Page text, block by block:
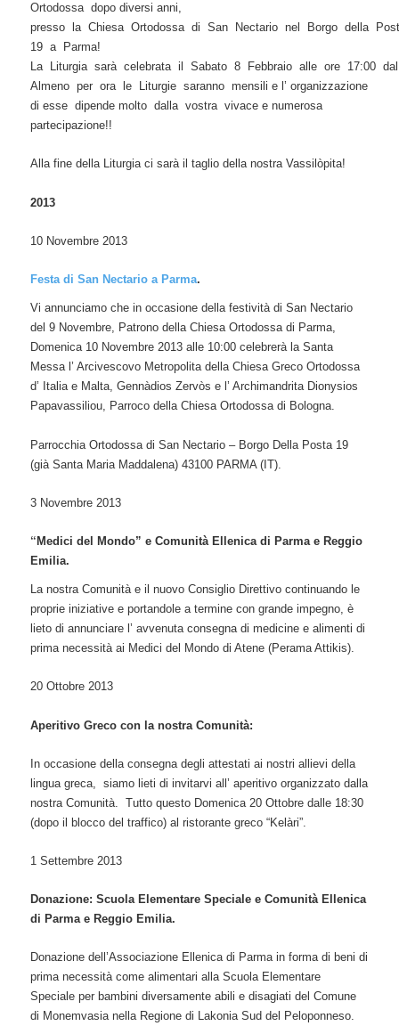
Ortodossa dopo diversi anni,
presso la Chiesa Ortodossa di San Nectario nel Borgo della
19 a Parma!
La Liturgia sarà celebrata il Sabato 8 Febbraio alle ore 17:00
Almeno per ora le Liturgie saranno mensili e l’ organizzazione
di esse dipende molto dalla vostra vivace e numerosa
partecipazione!!
Alla fine della Liturgia ci sarà il taglio della nostra Vassilòpita!
2013
10 Novembre 2013
Festa di San Nectario a Parma.
Vi annunciamo che in occasione della festività di San Nectario
del 9 Novembre, Patrono della Chiesa Ortodossa di Parma,
Domenica 10 Novembre 2013 alle 10:00 celebrerà la Santa
Messa l’ Arcivescovo Metropolita della Chiesa Greco Ortodossa
d’ Italia e Malta, Gennàdios Zervòs e l’ Archimandrita Dionysios
Papavassiliou, Parroco della Chiesa Ortodossa di Bologna.
Parrocchia Ortodossa di San Nectario – Borgo Della Posta 19
(già Santa Maria Maddalena) 43100 PARMA (IT).
3 Novembre 2013
“Medici del Mondo” e Comunità Ellenica di Parma e Reggio
Emilia.
La nostra Comunità e il nuovo Consiglio Direttivo continuando le
proprie iniziative e portandole a termine con grande impegno, è
lieto di annunciare l’ avvenuta consegna di medicine e alimenti di
prima necessità ai Medici del Mondo di Atene (Perama Attikis).
20 Ottobre 2013
Aperitivo Greco con la nostra Comunità:
In occasione della consegna degli attestati ai nostri allievi della
lingua greca, siamo lieti di invitarvi all’ aperitivo organizzato dalla
nostra Comunità. Tutto questo Domenica 20 Ottobre dalle 18:30
(dopo il blocco del traffico) al ristorante greco “Kelàri”.
1 Settembre 2013
Donazione: Scuola Elementare Speciale e Comunità Ellenica
di Parma e Reggio Emilia.
Donazione dell’Associazione Ellenica di Parma in forma di beni di
prima necessità come alimentari alla Scuola Elementare
Speciale per bambini diversamente abili e disagiati del Comune
di Monemvasia nella Regione di Lakonia Sud del Peloponneso.